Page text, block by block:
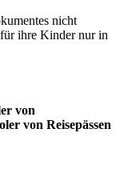
nicht
ihre Kinder nur in
von
von Reisepässen